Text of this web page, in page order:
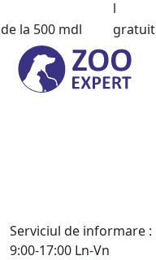
l
de la 500 mdl
gratuit
Serviciul de informare :
9:00-17:00 Ln-Vn